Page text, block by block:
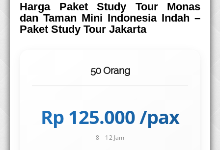
Harga Paket Study Tour Monas
dan Taman Mini Indonesia Indah –
Paket Study Tour Jakarta
50 Orang
Rp 125.000 /pax
8 – 12 Jam